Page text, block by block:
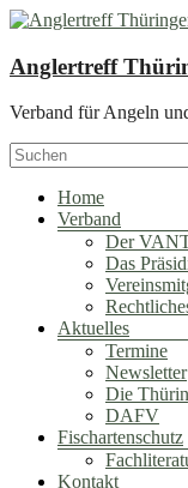
Zum
springen
Anglertreff
Verband für Angeln
Menü
Home
Verband
Der
Das
Aktuelles
Termine
Newsletter
Die
DAFV
Fischartenschutz
Kontakt